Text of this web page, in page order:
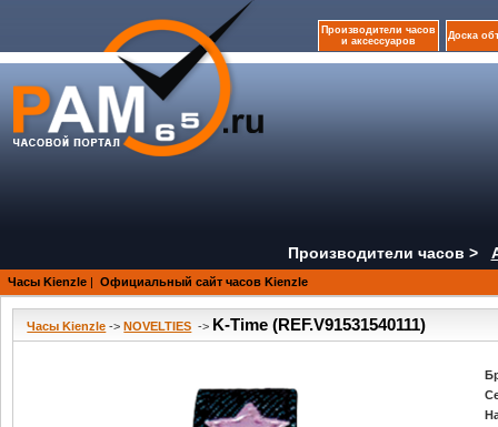
Производители часов
и аксессуаров
Доска
Производители часов >
Часы Kienzle | Официальный сайт часов Kienzle
Часы Kienzle -> NOVELTIES -> K-Time (REF.V91531540111)